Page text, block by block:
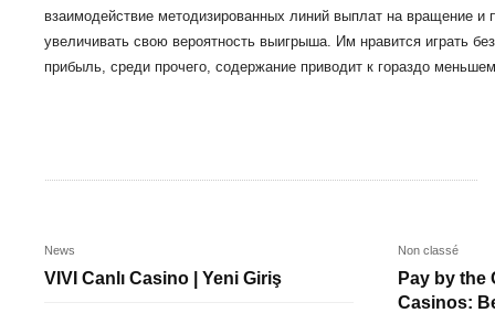
взаимодействие методизированных линий выплат на вращение
увеличивать свою вероятность выигрыша. Им нравится играть
прибыль, среди прочего, содержание приводит к гораздо
News
VIVI Canlı Casino | Yeni Giriş
Non classé
Pay by the
Casinos: